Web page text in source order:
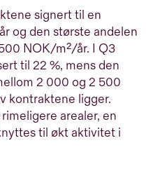
signert til en
og den største andelen
NOK/m²/år. I Q3
til 22 %, mens den
2 000 og 2 500
kontraktene ligger.
arealer, en
til økt aktivitet i